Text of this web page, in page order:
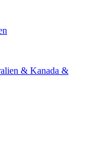
& Kanada &